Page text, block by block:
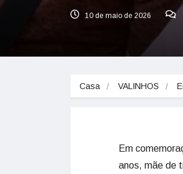
10 de maio de 2026
Casa VALINHOS
Em
anos, mãe de